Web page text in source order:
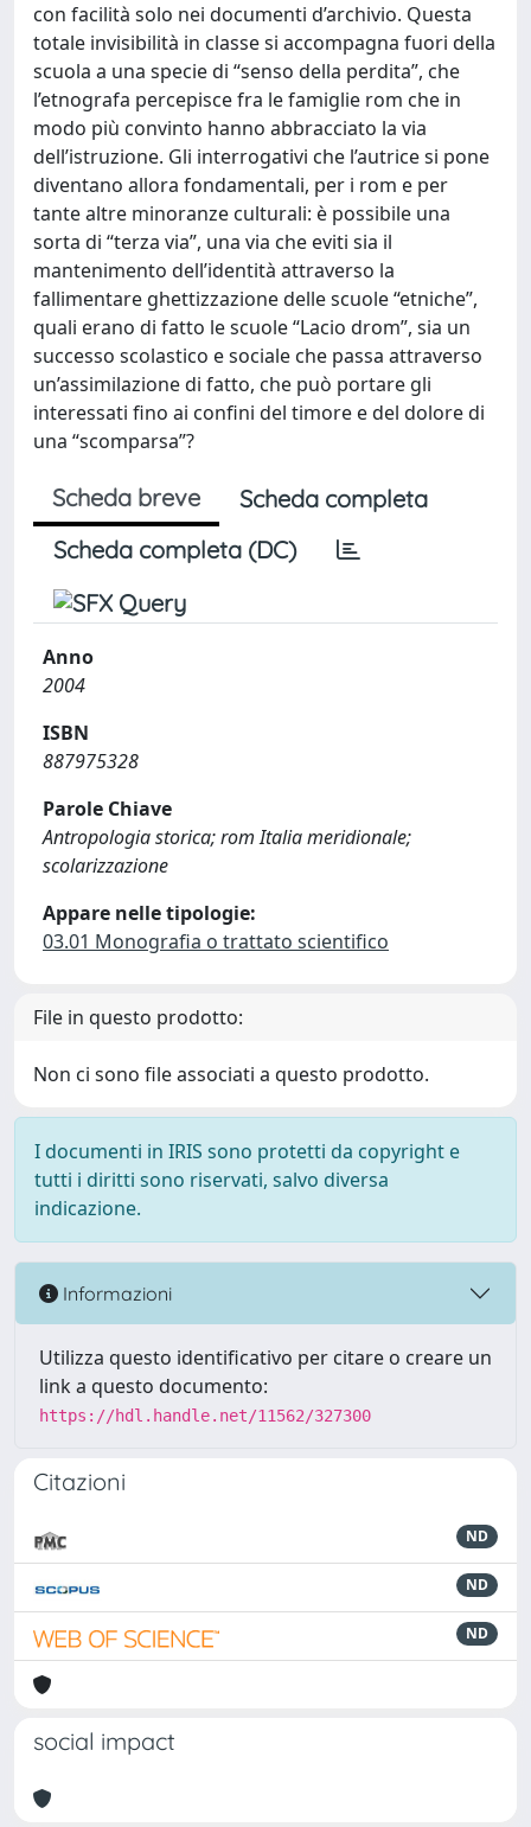
con facilità solo nei documenti d’archivio. Questa
totale invisibilità in classe si accompagna fuori della
scuola a una specie di “senso della perdita”, che
l’etnografa percepisce fra le famiglie rom che in
modo più convinto hanno abbracciato la via
dell’istruzione. Gli interrogativi che l’autrice si pone
diventano allora fondamentali, per i rom e per
tante altre minoranze culturali: è possibile una
sorta di “terza via”, una via che eviti sia il
mantenimento dell’identità attraverso la
fallimentare ghettizzazione delle scuole “etniche”,
quali erano di fatto le scuole “Lacio drom”, sia un
successo scolastico e sociale che passa attraverso
un’assimilazione di fatto, che può portare gli
interessati fino ai confini del timore e del dolore di
una “scomparsa”?
Scheda breve
Scheda completa
Scheda completa (DC)
Anno
2004
ISBN
887975328
Parole Chiave
Antropologia storica; rom Italia meridionale;
scolarizzazione
Appare nelle tipologie:
03.01 Monografia o trattato scientifico
File in questo prodotto:
Non ci sono file associati a questo prodotto.
I documenti in IRIS sono protetti da copyright e
tutti i diritti sono riservati, salvo diversa
indicazione.
Informazioni
Utilizza questo identificativo per citare o creare un
link a questo documento:
https://hdl.handle.net/11562/327300
Citazioni
ND
ND
ND
social impact